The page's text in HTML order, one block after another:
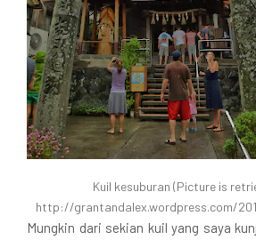
Kuil kesuburan (Picture is
http://grantandalex.wordpress.com/
Mungkin dari sekian kuil yang saya